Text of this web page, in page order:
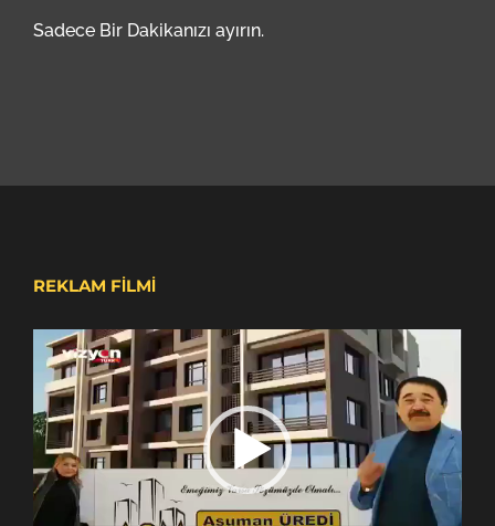
Sadece Bir Dakikanızı ayırın.
REKLAM FİLMİ
Video
oynatıcı